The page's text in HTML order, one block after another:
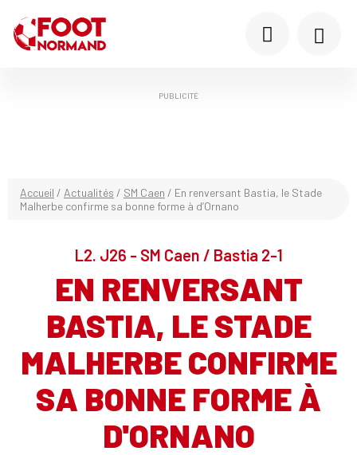
PUBLICITÉ
Accueil / Actualités / SM Caen / En renversant Bastia, le Stade
Malherbe confirme sa bonne forme à d’Ornano
L2. J26 - SM Caen / Bastia 2-1
EN RENVERSANT
BASTIA, LE STADE
MALHERBE CONFIRME
SA BONNE FORME À
D'ORNANO